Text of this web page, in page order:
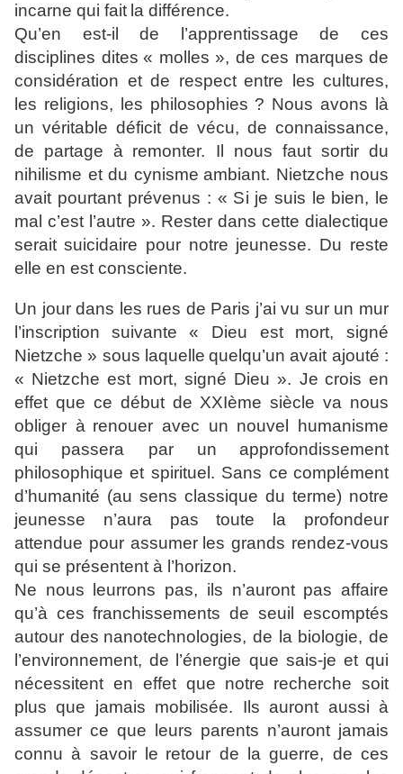
incarne qui fait la différence.
Qu’en est-il de l’apprentissage de ces
disciplines dites « molles », de ces marques de
considération et de respect entre les cultures,
les religions, les philosophies ? Nous avons là
un véritable déficit de vécu, de connaissance,
de partage à remonter. Il nous faut sortir du
nihilisme et du cynisme ambiant. Nietzche nous
avait pourtant prévenus : « Si je suis le bien, le
mal c’est l’autre ». Rester dans cette dialectique
serait suicidaire pour notre jeunesse. Du reste
elle en est consciente.
Un jour dans les rues de Paris j’ai vu sur un mur
l’inscription
suivante « Dieu est mort, signé
Nietzche » sous laquelle quelqu’un avait ajouté :
« Nietzche est mort, signé Dieu ». Je crois en
effet que ce début de XXIème siècle va nous
obliger à renouer avec un nouvel humanisme
qui passera par un
approfondissement
philosophique et spirituel. Sans ce complément
d’humanité (au sens classique du terme) notre
jeunesse n’aura pas toute la profondeur
attendue pour assumer les grands rendez-vous
qui se présentent à l’horizon.
Ne nous leurrons pas, ils n’auront pas affaire
qu’à ces franchissements de seuil escomptés
autour des nanotechnologies, de la biologie, de
l’environnement, de
l’énergie que sais-je et qui
nécessitent en effet que notre recherche soit
plus que jamais mobilisée. Ils auront aussi à
assumer ce que leurs parents n’auront jamais
connu à savoir le retour de la guerre, de ces